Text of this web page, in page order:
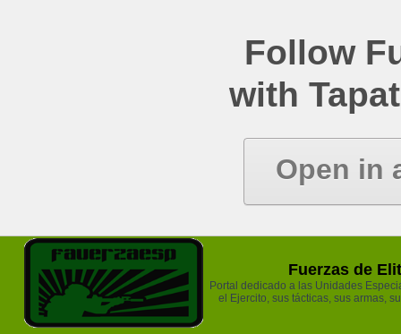
Follow
with
Open in
Fuerzas de
Portal dedicado a las Unidades
el Ejercito, sus tácticas, sus armas,